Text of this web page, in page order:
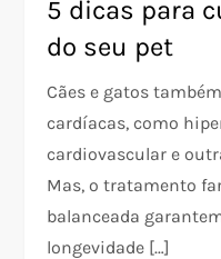
5 dicas para
do seu pet
Cães e gatos
cardíacas, como
cardiovascular e
Mas, o tratamento
balanceada
longevidade […]